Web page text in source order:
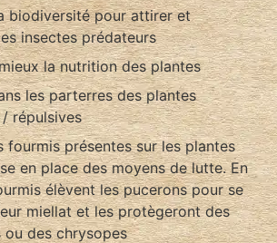
biodiversité pour attirer et
insectes prédateurs
la nutrition des plantes
les parterres des plantes
répulsives
fourmis présentes sur les plantes
en place des moyens de lutte. En
élèvent les pucerons pour se
miellat et les protègeront des
ou des chrysopes